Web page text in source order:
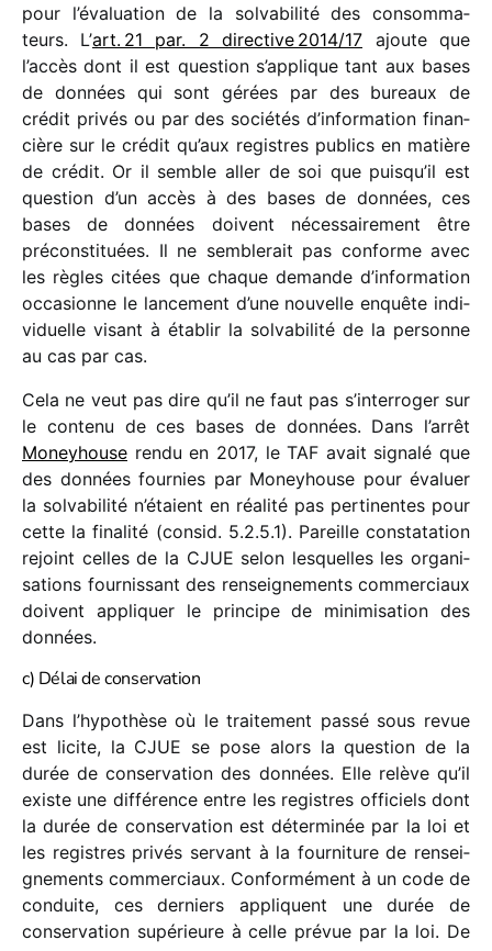
pour l’évaluation de la solva­bi­lité des consom­ma­
teurs. L’art. 21 par. 2 direc­tive 2014/​17 ajoute que
l’accès dont il est ques­tion s’applique tant aux bases
de données qui sont gérées par des bureaux de
crédit privés ou par des socié­tés d’information finan­
cière sur le crédit qu’aux registres publics en matière
de crédit. Or il semble aller de soi que puisqu’il est
ques­tion d’un accès à des bases de données, ces
bases de données doivent néces­sai­re­ment être
précons­ti­tuées. Il ne semble­rait pas conforme avec
les règles citées que chaque demande d’information
occa­sionne le lance­ment d’une nouvelle enquête indi­
vi­duelle visant à établir la solva­bi­lité de la personne
au cas par cas.
Cela ne veut pas dire qu’il ne faut pas s’interroger sur
le contenu de ces bases de données. Dans l’arrêt
Moneyhouse rendu en 2017, le TAF avait signalé que
des données four­nies par Moneyhouse pour évaluer
la solva­bi­lité n’étaient en réalité pas perti­nentes pour
cette la fina­lité (consid. 5.2.5.1). Pareille consta­ta­tion
rejoint celles de la CJUE selon lesquelles les orga­ni­
sa­tions four­nis­sant des rensei­gne­ments commer­ciaux
doivent appli­quer le prin­cipe de mini­mi­sa­tion des
données.
c) Délai de conservation
Dans l’hypothèse où le trai­te­ment passé sous revue
est licite, la CJUE se pose alors la ques­tion de la
durée de conser­va­tion des données. Elle relève qu’il
existe une diffé­rence entre les registres offi­ciels dont
la durée de conser­va­tion est déter­mi­née par la loi et
les registres privés servant à la four­ni­ture de rensei­
gne­ments commer­ciaux. Conformément à un code de
conduite, ces derniers appliquent une durée de
conser­va­tion supé­rieure à celle prévue par la loi. De